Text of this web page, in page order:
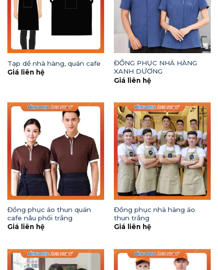
Tạp dề nhà hàng, quán cafe
Giá liên hệ
ĐỒNG PHỤC NHÀ HÀNG
XANH DƯƠNG
Giá liên hệ
Đồng phục áo thun quán
cafe nâu phối trắng
Giá liên hệ
Đồng phục nhà hàng áo
thun trắng
Giá liên hệ